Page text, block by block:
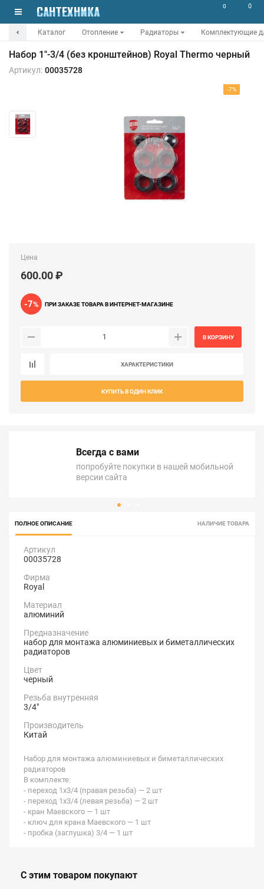
0 0
Каталог Отопление Радиаторы Комплектующие
Набор 1"-3/4 (без кронштейнов) Royal Thermo черный
Артикул: 00035728
-7%
Цена
600.00 ₽
-7% ПРИ ЗАКАЗЕ ТОВАРА В ИНТЕРНЕТ-МАГАЗИНЕ
В КОРЗИНУ
ХАРАКТЕРИСТИКИ
КУПИТЬ В ОДИН КЛИК
Всегда с вами
попробуйте покупки в нашей мобильной
версии сайта
ПОЛНОЕ ОПИСАНИЕ НАЛИЧИЕ ТОВАРА
Артикул
00035728
Фирма
Royal
Материал
алюминий
Предназначение
набор для монтажа алюминиевых и биметаллических
радиаторов
Цвет
черный
Резьба внутренняя
3/4"
Производитель
Китай
Набор для монтажа алюминиевых и биметаллических
радиаторов
В комплекте:
- переход 1х3/4 (правая резьба) — 2 шт
- переход 1х3/4 (левая резьба) — 2 шт
- кран Маевского — 1 шт
- ключ для крана Маевского — 1 шт
- пробка (заглушка) 3/4 — 1 шт
С этим товаром покупают